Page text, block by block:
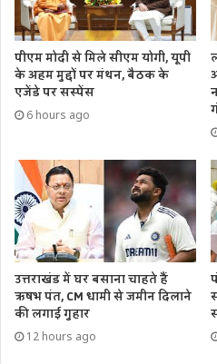
पीएम मोदी से मिले सीएम योगी, यूपी
के अहम मुद्दों पर मंथन, बैठक के
एजेंडे पर सस्पेंस
6 hours ago
उत्तराखंड में घर बसाना चाहते हैं
ऋषभ पंत, CM धामी से जमीन दिलाने
की लगाई गुहार
12 hours ago